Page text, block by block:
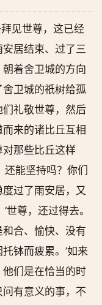
见世尊，这已经
居结束、过了三
着舍卫城的方向
卫城的祇树给孤
礼敬世尊，然后
来的诸比丘互相
那些比丘这样
能坚持吗？你们
过了雨安居，又
世尊，还过得去。
合、愉快、没有
钵而疲累。’如来
们是在恰当的时
有意义的事，不